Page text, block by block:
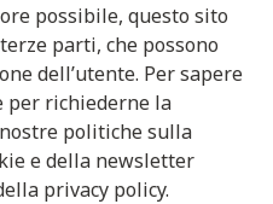
possibile, questo sito
parti, che possono
dell’utente. Per sapere
per richiederne la
politiche sulla
e della newsletter
privacy policy.